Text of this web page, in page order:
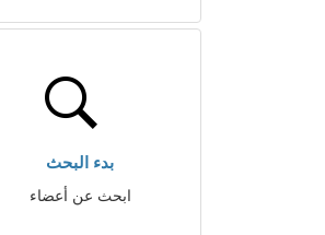
بدء البحث
ابحث عن أعضاء